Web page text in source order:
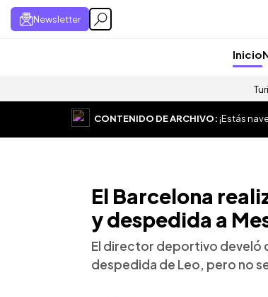
Newsletter
Inicio
CONTENIDO DE ARCHIVO:¡Estás
El Barcelona
y despedida a
El director deportivo develó
despedida de Leo, pero no